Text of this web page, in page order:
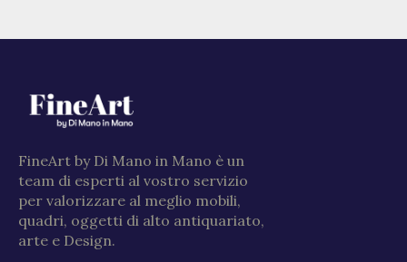
FineArt by Di Mano in Mano è un
team di esperti al vostro servizio
per valorizzare al meglio mobili,
quadri, oggetti di alto antiquariato,
arte e Design.